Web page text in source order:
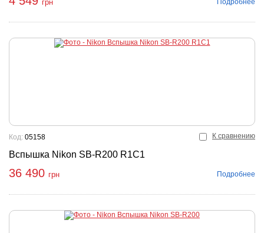
грн
К сравнению
Вспышка Nikon SB-R200 R1C1
Код: 05158
36 490 грн Подробнее